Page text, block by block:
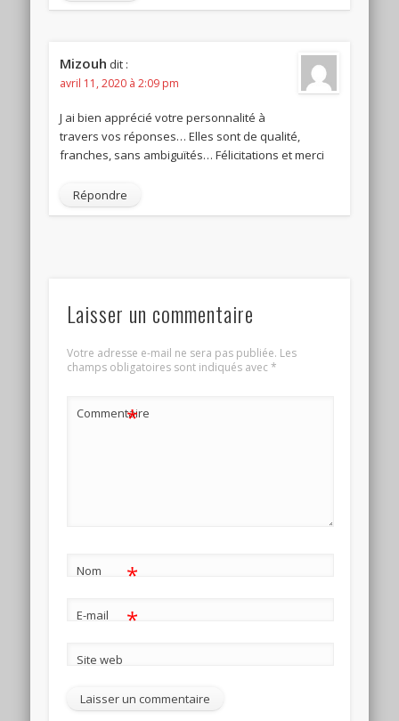
Mizouh dit :
avril 11, 2020 à 2:09 pm
J ai bien apprécié votre personnalité à
travers vos réponses… Elles sont de qualité,
franches, sans ambiguïtés… Félicitations et merci
Répondre
Laisser un commentaire
Votre adresse e-mail ne sera pas publiée. Les
champs obligatoires sont indiqués avec*
Commentaire
*
Nom *
E-mail *
Site web